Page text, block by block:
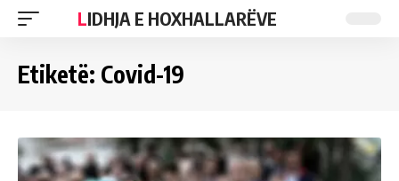
LIDHJA E HOXHALLARËVE
Etiketë: Covid-19